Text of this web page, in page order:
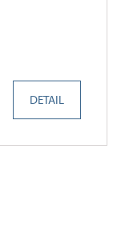
DETAIL